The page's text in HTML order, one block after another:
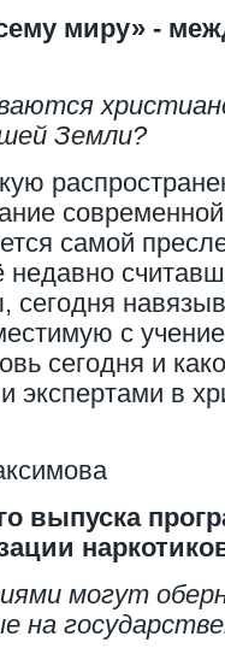
миру» -
Земли?
самой
сегодня
с
сегодня и
экспертами в
выпуска
могут
на